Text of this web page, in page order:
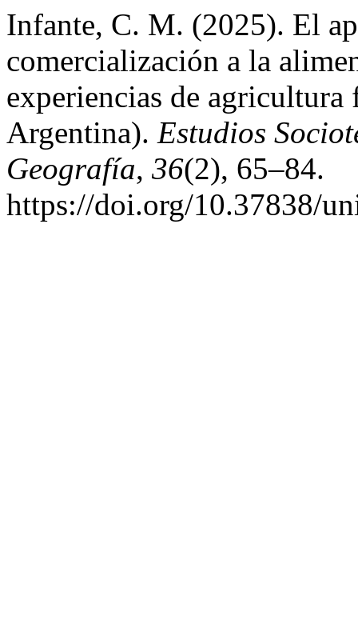
Infante, C. M. (2025). El
comercialización a la
experiencias de
Argentina). Estudios
Geografía, 36(2), 65–84.
https://doi.org/10.37838/